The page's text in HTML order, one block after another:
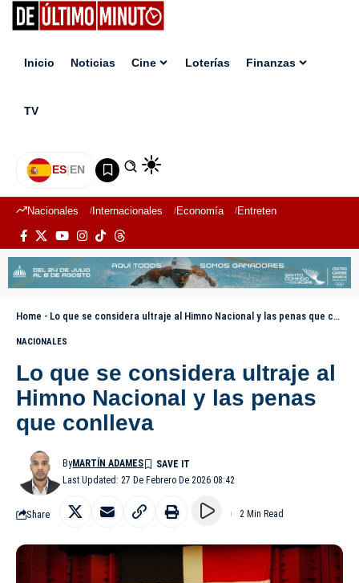
Inicio Noticias Cine Loterías Finanzas
TV
ES|EN
Nacionales Internacionales Economía Entretenimiento
Home - Lo que se considera ultraje al Himno Nacional y las penas que conlleva
NACIONALES
Lo que se considera ultraje al
Himno Nacional y las penas
que conlleva
Last Updated: 27 De Febrero De 2026 08:42
ByMARTÍN ADAMES
Share 2 Min Read